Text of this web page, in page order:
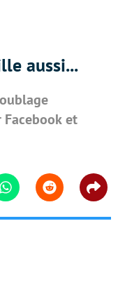
aussi...
et
WhatsappReddit